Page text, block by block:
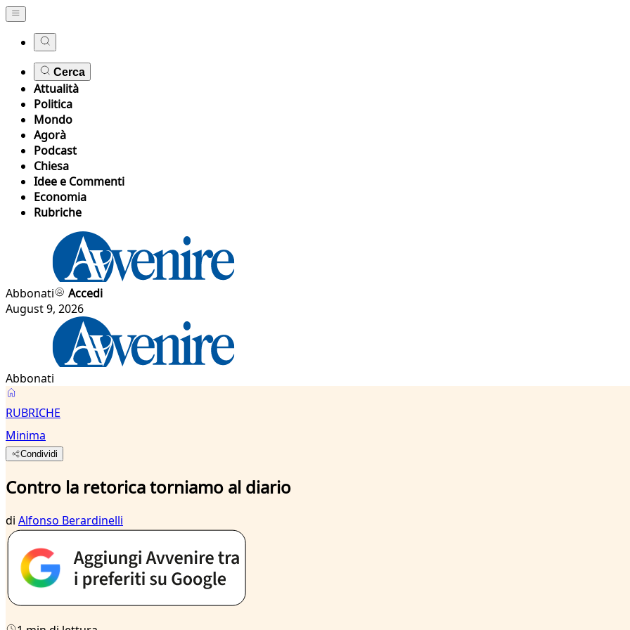
Cerca
Attualità
Politica
Mondo
Agorà
Podcast
Chiesa
Idee e Commenti
Economia
Rubriche
Abbonati
Accedi
August 9, 2026
Abbonati
RUBRICHE
Minima
Condividi
Contro la retorica torniamo al diario
di Alfonso Berardinelli